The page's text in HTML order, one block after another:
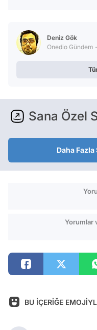
Deniz Gök
Onedio Gündem
Sana Özel
Daha
Yorumlar
BU İÇERİĞE